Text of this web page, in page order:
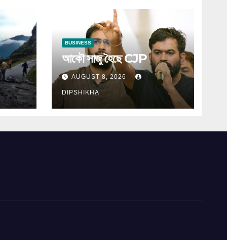
BUSINESS
আকৌ সাজু হৈছে CJP
AUGUST 8, 2026
DIPSHIKHA